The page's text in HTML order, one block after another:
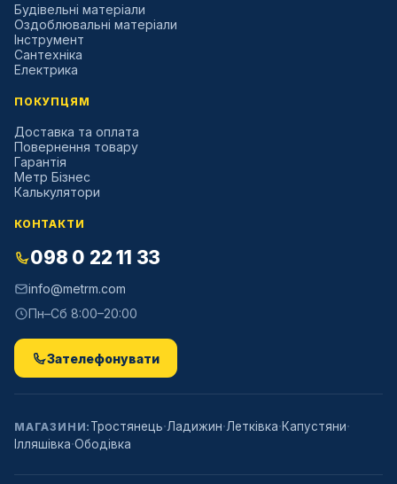
Будівельні матеріали
Оздоблювальні матеріали
Інструмент
Сантехніка
Електрика
ПОКУПЦЯМ
Доставка та оплата
Повернення товару
Гарантія
Метр Бізнес
Калькулятори
КОНТАКТИ
098 0 22 11 33
info@metrm.com
Пн–Сб 8:00–20:00
Зателефонувати
МАГАЗИНИ: Тростянець·Ладижин·Летківка·Капустяни·
Ілляшівка·Ободівка